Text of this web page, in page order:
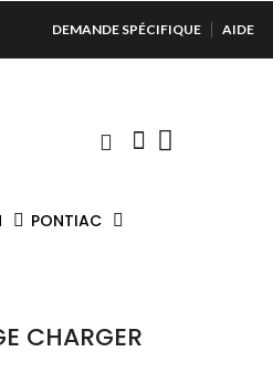
DEMANDE SPÉCIFIQUE AIDE
PONTIAC
CHARGER